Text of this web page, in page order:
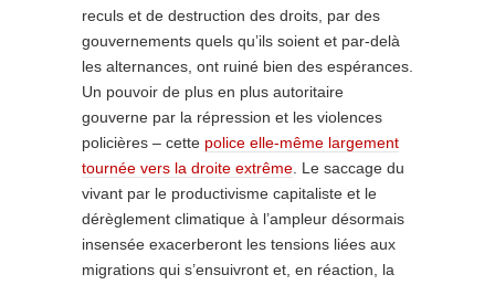
reculs et de destruction des droits, par des
gouvernements quels qu’ils soient et par-delà
les alternances, ont ruiné bien des espérances.
Un pouvoir de plus en plus autoritaire
gouverne par la répression et les violences
policières – cette police elle-même largement
tournée vers la droite extrême . Le saccage du
vivant par le productivisme capitaliste et le
dérèglement climatique à l’ampleur désormais
insensée exacerberont les tensions liées aux
migrations qui s’ensuivront et, en réaction, la